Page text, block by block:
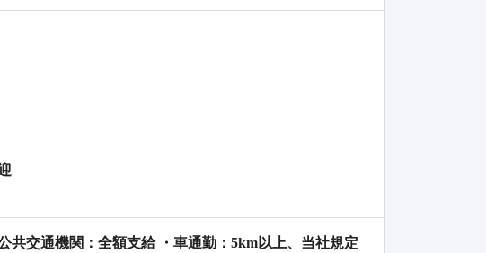
共交通機関：全額支給 ・車通勤：5km以上、当社規定